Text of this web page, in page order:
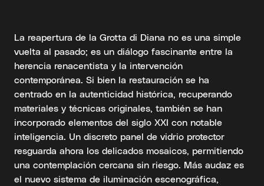
La reapertura de la Grotta di Diana no es una simple
vuelta al pasado; es un diálogo fascinante entre la
herencia renacentista y la intervención
contemporánea. Si bien la restauración se ha
centrado en la autenticidad histórica, recuperando
materiales y técnicas originales, también se han
incorporado elementos del siglo XXI con notable
inteligencia. Un discreto panel de vidrio protector
resguarda ahora los delicados mosaicos, permitiendo
una contemplación cercana sin riesgo. Más audaz es
el nuevo sistema de iluminación escenográfica,